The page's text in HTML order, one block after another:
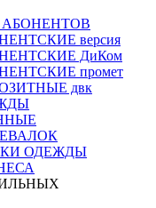
версия
ДиКом
промет
двк
ОДЕЖДЫ